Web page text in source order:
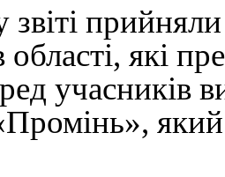
які
учасників